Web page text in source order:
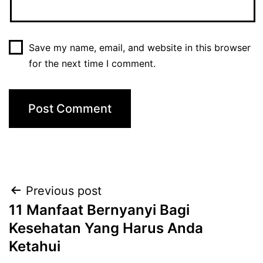
Save my name, email, and website in this browser
for the next time I comment.
Post
navigation
Previous post
11 Manfaat Bernyanyi Bagi
Kesehatan Yang Harus Anda
Ketahui